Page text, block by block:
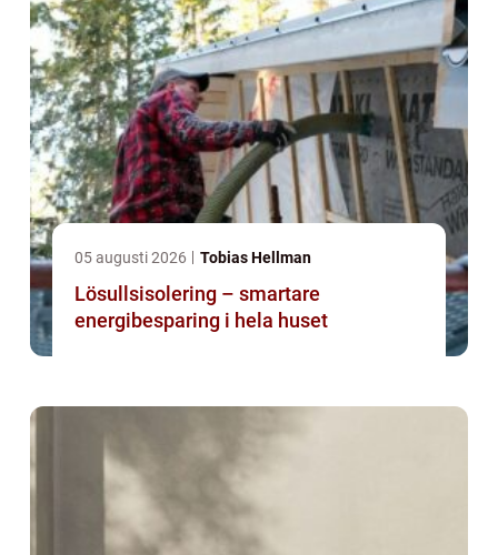
05 augusti 2026 Tobias Hellman
Lösullsisolering – smartare
energibesparing i hela huset